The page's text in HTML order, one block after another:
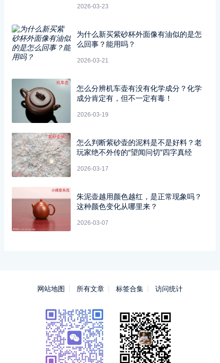
2026-03-23
为什么新买紫砂杯外面像有油似的是怎
么回事？能用吗？
2026-03-21
怎么分辨机车壶有没有化学成分？化学
成分肯定有，但不一定有毒！
2026-03-19
怎么判断紫砂壶的泥料是不是好料？老
玩家绝不外传的“望闻问切”四字真经
2026-03-17
朱泥壶越用颜色越红，是正常现象吗？
这种颜色变化从哪里来？
2026-03-07
网站地图 所有文章 标签合集 访问统计